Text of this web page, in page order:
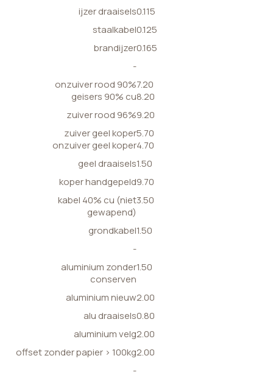
ijzer draaisels0.115
staalkabel0.125
brandijzer0.165
-
onzuiver rood 90%
geisers 90% cu
7.20
8.20
zuiver rood 96%9.20
zuiver geel koper
onzuiver geel koper
5.70
4.70
geel draaisels1.50
koper handgepeld9.70
kabel 40% cu (niet
gewapend)
3.50
grondkabel1.50
-
aluminium zonder
conserven
1.50
aluminium nieuw2.00
alu draaisels0.80
aluminium velg2.00
offset zonder papier > 100kg2.00
-